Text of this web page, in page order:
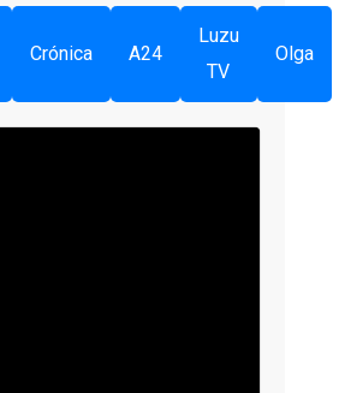
Crónica A24
Luzu
TV
Olga